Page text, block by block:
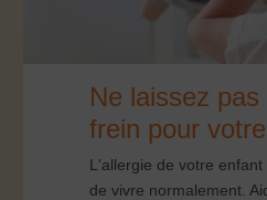
Ne laissez
frein pour
L'allergie de votre
de vivre normalement.